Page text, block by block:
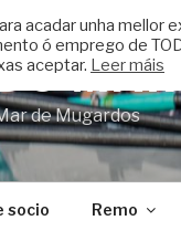
de Mugardos
socio Remo
acadar unha mellor
ó emprego de
aceptar. Leer máis